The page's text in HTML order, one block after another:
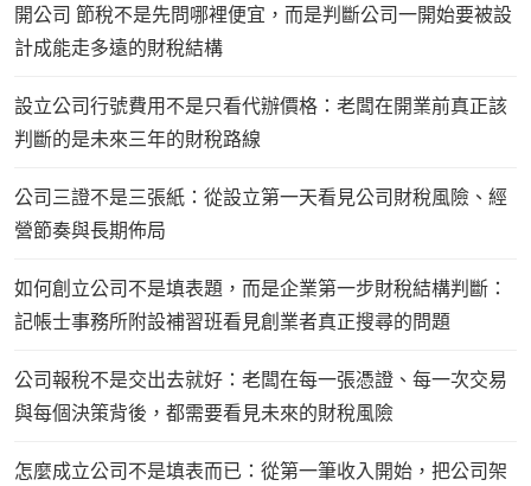
開公司 節稅不是先問哪裡便宜，而是判斷公司一開始要被設
計成能走多遠的財稅結構
設立公司行號費用不是只看代辦價格：老闆在開業前真正該
判斷的是未來三年的財稅路線
公司三證不是三張紙：從設立第一天看見公司財稅風險、經
營節奏與長期佈局
如何創立公司不是填表題，而是企業第一步財稅結構判斷：
記帳士事務所附設補習班看見創業者真正搜尋的問題
公司報稅不是交出去就好：老闆在每一張憑證、每一次交易
與每個決策背後，都需要看見未來的財稅風險
怎麼成立公司不是填表而已：從第一筆收入開始，把公司架